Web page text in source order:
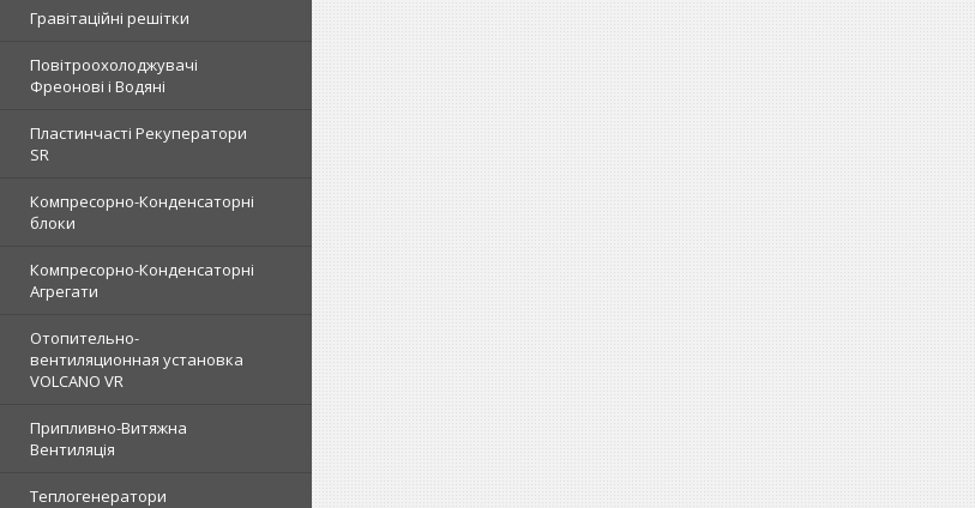
Гравітаційні решітки
Повітроохолоджувачі
Фреонові і Водяні
Пластинчасті Рекуператори
SR
Компресорно-Конденсаторні
блоки
Компресорно-Конденсаторні
Агрегати
Отопительно-
вентиляционная установка
VOLCANO VR
Припливно-Витяжна
Вентиляція
Теплогенератори